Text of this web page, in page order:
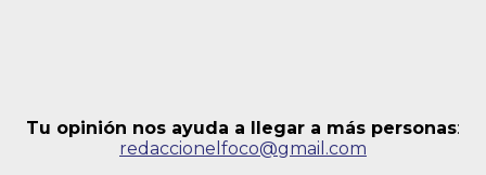
Tu opinión nos ayuda a llegar a más personas:
redaccionelfoco@gmail.com